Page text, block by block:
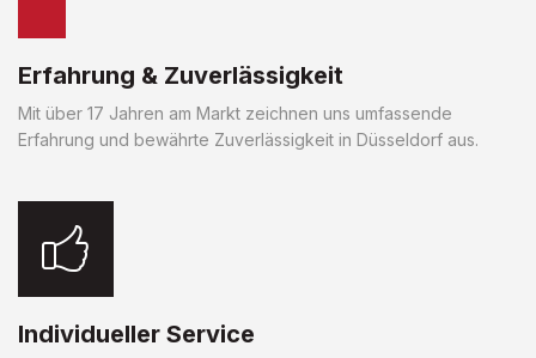
Erfahrung & Zuverlässigkeit
Mit über 17 Jahren am Markt zeichnen uns umfassende
Erfahrung und bewährte Zuverlässigkeit in Düsseldorf aus.
Individueller Service